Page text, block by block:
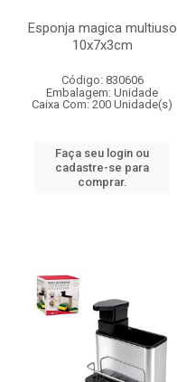
Esponja magica multiuso
10x7x3cm
Código: 830606
Embalagem: Unidade
Caixa Com: 200 Unidade(s)
Faça seu login ou
cadastre-se para
comprar.